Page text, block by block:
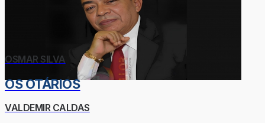
OSMAR SILVA
OS OTÁRIOS
VALDEMIR CALDAS